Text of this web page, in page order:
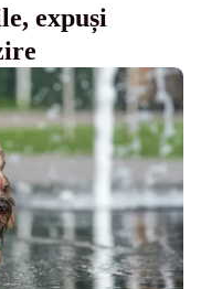
expuși